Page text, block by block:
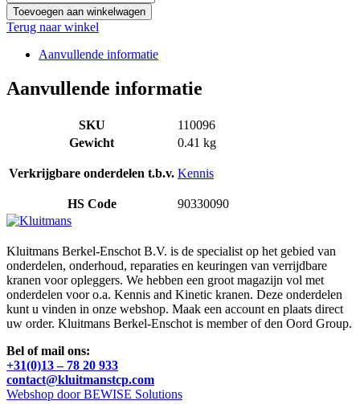
Toevoegen aan winkelwagen
Terug naar winkel
Aanvullende informatie
Aanvullende informatie
SKU
110096
Gewicht
0.41 kg
Verkrijgbare onderdelen t.b.v. Kennis
HS Code 90330090
Kluitmans Berkel-Enschot B.V. is de specialist op het gebied van
onderdelen, onderhoud, reparaties en keuringen van verrijdbare
kranen voor opleggers. We hebben een groot magazijn vol met
onderdelen voor o.a. Kennis and Kinetic kranen. Deze onderdelen
kunt u vinden in onze webshop. Maak een account en plaats direct
uw order. Kluitmans Berkel-Enschot is member of den Oord Group.
Bel of mail ons:
+31(0)13 – 78 20 933
contact@kluitmanstcp.com
Webshop door BEWISE Solutions